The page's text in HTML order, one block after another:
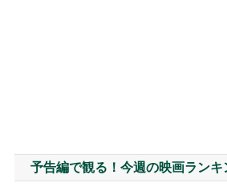
予告編で観る！今週の映画ランキ